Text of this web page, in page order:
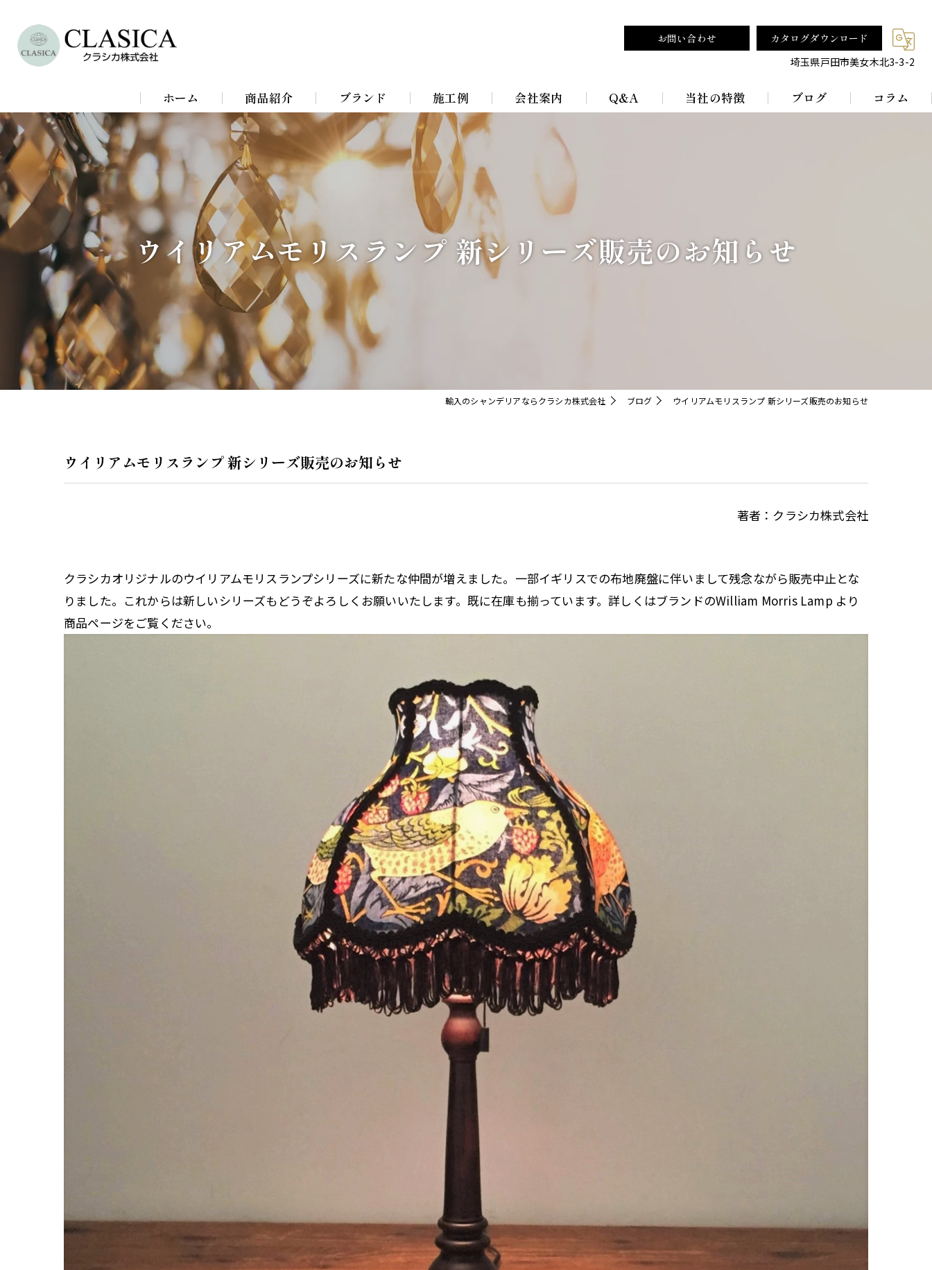
お問い合わせ
カタログダウンロード
埼玉県戸田市美女木北3-3-2
ホーム 商品紹介
シャンデリア
シーリングライト
スタンドライト
ブラケットライト
ペンダントライト
門灯
ブランド
Bohemian Chandeliers
Murano Blown Glass
William Morris lamps
Toile De Jouy Lamps
Orla Kiely Lamps
施工例 会社案内 Q&A 当社の特徴 ブログ コラム
ウイリアムモリスランプ 新シリーズ販売のお知らせ
輸入のシャンデリアならクラシカ株式会社 ブログ ウイリアムモリスランプ 新シリーズ販売のお知らせ
ウイリアムモリスランプ 新シリーズ販売のお知らせ
著者：クラシカ株式会社
クラシカオリジナルのウイリアムモリスランプシリーズに新たな仲間が増えました。一部イギリスでの布地廃盤に伴いまして残念ながら販売中止とな
りました。これからは新しいシリーズもどうぞよろしくお願いいたします。既に在庫も揃っています。詳しくはブランドのWilliam Morris Lamp より
商品ページをご覧ください。